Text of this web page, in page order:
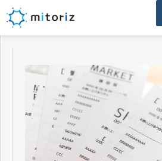
選ばれる理由
導入事例
ブログ
お知らせ
よくあるご質問